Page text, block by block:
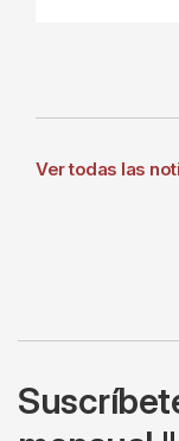
Ver todas las